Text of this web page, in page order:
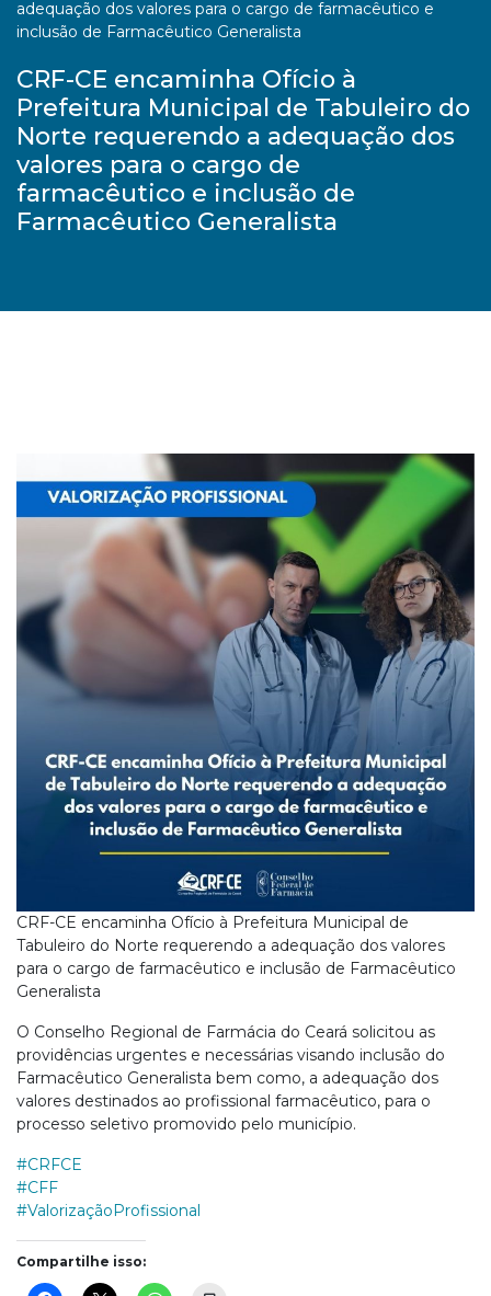
adequação dos valores para o cargo de farmacêutico e
inclusão de Farmacêutico Generalista
CRF-CE encaminha Ofício à
Prefeitura Municipal de Tabuleiro do
Norte requerendo a adequação dos
valores para o cargo de
farmacêutico e inclusão de
Farmacêutico Generalista
CRF-CE encaminha Ofício à Prefeitura Municipal de
Tabuleiro do Norte requerendo a adequação dos valores
para o cargo de farmacêutico e inclusão de Farmacêutico
Generalista
O Conselho Regional de Farmácia do Ceará solicitou as
providências urgentes e necessárias visando inclusão do
Farmacêutico Generalista bem como, a adequação dos
valores destinados ao profissional farmacêutico, para o
processo seletivo promovido pelo município.
#CRFCE
#CFF
#ValorizaçãoProfissional
Compartilhe isso: